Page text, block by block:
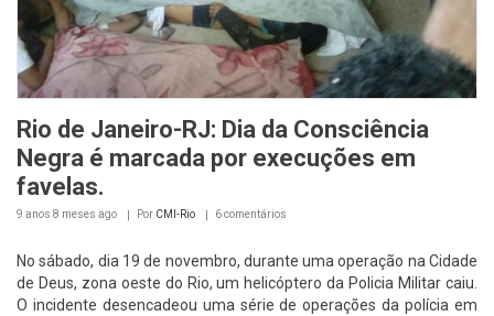
Rio de Janeiro-RJ: Dia da Consciência
Negra é marcada por execuções em
favelas.
9 anos 8 meses ago Por CMI-Rio 6 comentários
No sábado, dia 19 de novembro, durante uma operação na Cidade
de Deus, zona oeste do Rio, um helicóptero da Policia Militar caiu.
O incidente desencadeou uma série de operações da polícia em